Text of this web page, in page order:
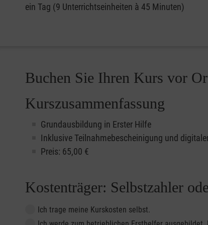
ein Tag (9 Unterrichtseinheiten à 45 Minuten)
Buchen Sie Ihren Kurs vor
Kurszusammenfassung
Grundausbildung in Erster Hilfe
Inklusive Teilnahmebescheinigung und
Preis: 65,00 €
Kostenträger: Selbstzahler
Ich trage meine Kurskosten selbst.